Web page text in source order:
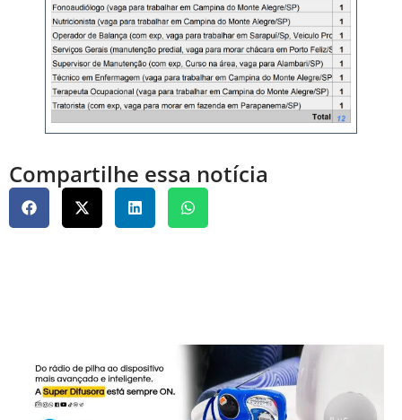
Compartilhe essa notícia